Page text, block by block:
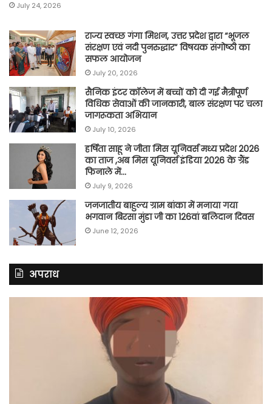
July 24, 2026
राज्य स्वच्छ गंगा मिशन, उत्तर प्रदेश द्वारा “भूजल
संरक्षण एवं नदी पुनरुद्धार” विषयक संगोष्ठी का
सफल आयोजन
July 20, 2026
सैनिक इंटर कॉलेज में बच्चों को दी गई मैत्रीपूर्ण
विधिक सेवाओं की जानकारी, बाल संरक्षण पर चला
जागरूकता अभियान
July 10, 2026
हर्षिता साहू ने जीता मिस यूनिवर्स मध्य प्रदेश 2026
का ताज ,अब मिस यूनिवर्स इंडिया 2026 के ग्रैंड
फिनाले में…
July 9, 2026
जनजातीय बाहुल्य ग्राम बांका में मनाया गया
भगवान बिरसा मुंडा जी का 126वां बलिदान दिवस
June 12, 2026
अपराध